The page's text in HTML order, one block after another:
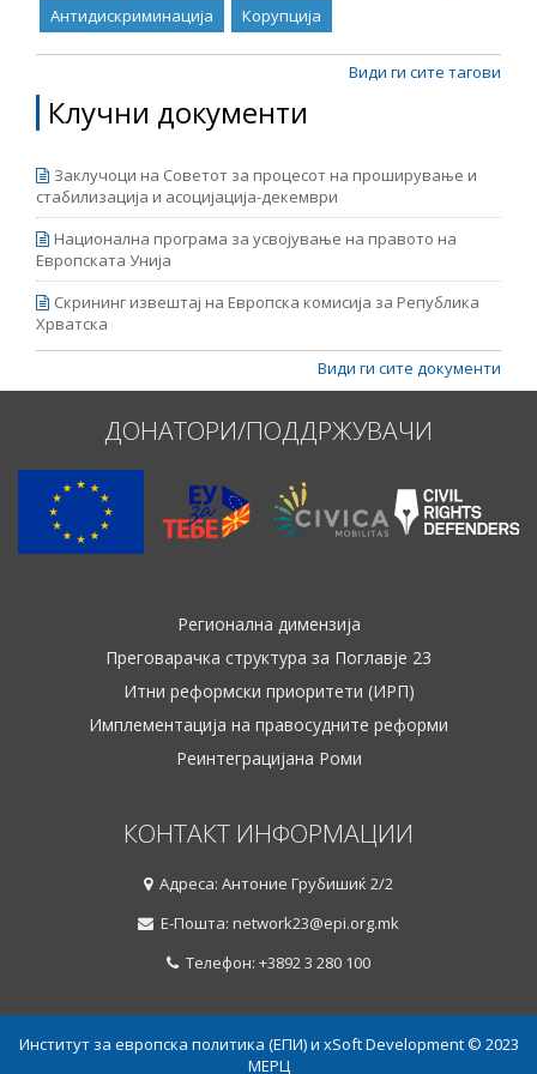
Антидискриминација
Корупција
Види ги сите тагови
Клучни документи
Заклучоци на Советот за процесот на проширување и
стабилизација и асоцијација-декември
Национална програма за усвојување на правото на
Европската Унија
Скрининг извештај на Европска комисија за Република
Хрватска
Види ги сите документи
ДОНАТОРИ/ПОДДРЖУВАЧИ
Регионална димензија
Преговарачка структура за Поглавје 23
Итни реформски приоритети (ИРП)
Имплементација на правосудните реформи
Реинтеграцијана Роми
КОНТАКТ ИНФОРМАЦИИ
Адреса: Антоние Грубишиќ 2/2
Е-Пошта: network23@epi.org.mk
Телефон: +3892 3 280 100
Институт за европска политика (ЕПИ) и xSoft Development © 2023
МЕРЦ